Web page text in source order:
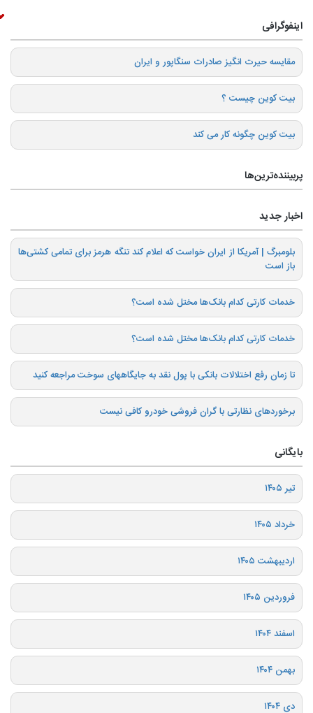
اینفوگرافی
️مقایسه حیرت انگیز صادرات سنگاپور و ایران
بیت کوین چیست ؟
بیت کوین چگونه کار می کند
پربیننده‌ترین‌ها
اخبار جدید
بلومبرگ | آمریکا از ایران خواست که اعلام کند تنگه هرمز برای تمامی کشتی‌ها
باز است
خدمات کارتی کدام بانک‌ها مختل شده است؟
خدمات کارتی کدام بانک‌ها مختل شده است؟
تا زمان رفع اختلالات بانکی با پول نقد به جایگاههای سوخت مراجعه کنید
برخوردهای نظارتی با گران فروشی خودرو کافی نیست
بایگانی
تیر ۱۴۰۵
خرداد ۱۴۰۵
اردیبهشت ۱۴۰۵
فروردین ۱۴۰۵
اسفند ۱۴۰۴
بهمن ۱۴۰۴
دی ۱۴۰۴